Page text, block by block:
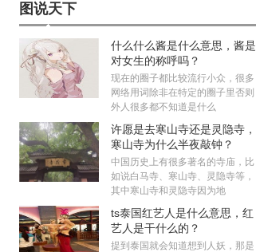
图说天下
什么什么酱是什么意思，酱是
对女生的称呼吗？
现在的圈子都比较流行小众，很多
网络用词除非在特定的圈子里否则
外人很多都不知道是什么
许愿是去寒山寺还是灵隐寺，
寒山寺为什么半夜敲钟？
中国历史上有很多著名的寺庙，比
如说白马寺、寒山寺、灵隐寺等，
其中寒山寺和灵隐寺因为地
ts泰国红艺人是什么意思，红
艺人是干什么的？
提到泰国就会知道想到人妖，那是